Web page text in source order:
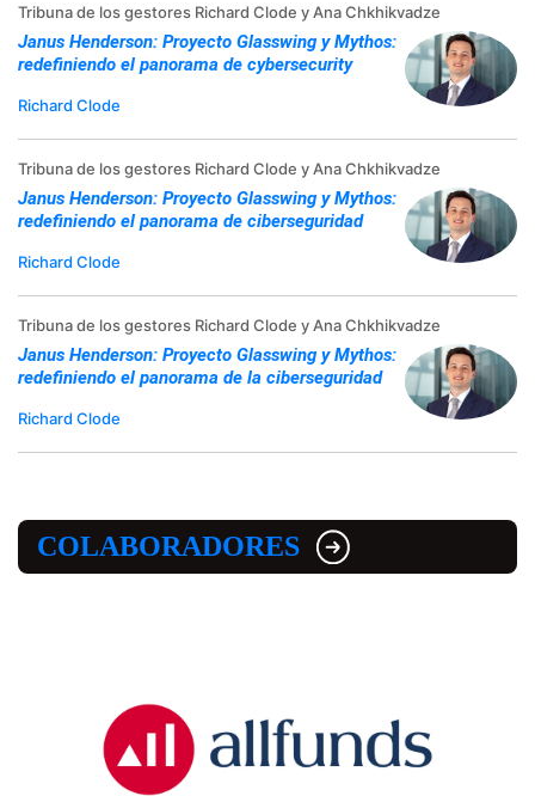
Tribuna de los gestores Richard Clode y Ana Chkhikvadze
Janus Henderson: Proyecto Glasswing y Mythos:
redefiniendo el panorama de cybersecurity
Richard Clode
Tribuna de los gestores Richard Clode y Ana Chkhikvadze
Janus Henderson: Proyecto Glasswing y Mythos:
redefiniendo el panorama de ciberseguridad
Richard Clode
Tribuna de los gestores Richard Clode y Ana Chkhikvadze
Janus Henderson: Proyecto Glasswing y Mythos:
redefiniendo el panorama de la ciberseguridad
Richard Clode
COLABORADORES